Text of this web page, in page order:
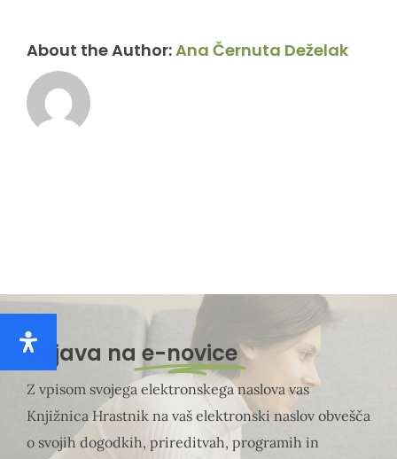
About the Author:Ana Černuta Deželak
Prijava na e-novice
Z vpisom svojega elektronskega naslova vas
Knjižnica Hrastnik na vaš elektronski naslov obvešča
o svojih dogodkih, prireditvah, programih in